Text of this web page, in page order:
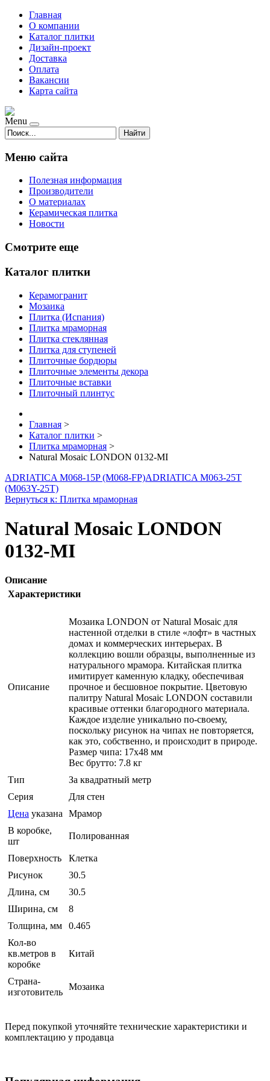
Главная
О компании
Каталог плитки
Дизайн-проект
Доставка
Оплата
Вакансии
Карта сайта
Menu
Найти
Меню сайта
Полезная информация
Производители
О материалах
Керамическая плитка
Новости
Смотрите еще
Каталог плитки
Керамогранит
Мозаика
Плитка (Испания)
Плитка мраморная
Плитка стеклянная
Плитка для ступеней
Плиточные бордюры
Плиточные элементы декора
Плиточные вставки
Плиточный плинтус
Главная >
Каталог плитки >
Плитка мраморная >
Natural Mosaic LONDON 0132-MI
ADRIATICA M068-15P (M068-FP)ADRIATICA M063-25T
(M063Y-25T)
Вернуться к: Плитка мраморная
Natural Mosaic LONDON
0132-MI
Описание
Характеристики
Описание
Мозаика LONDON от Natural Mosaic для
настенной отделки в стиле «лофт» в частных
домах и коммерческих интерьерах. В
коллекцию вошли образцы, выполненные из
натурального мрамора. Китайская плитка
имитирует каменную кладку, обеспечивая
прочное и бесшовное покрытие. Цветовую
палитру Natural Mosaic LONDON составили
красивые оттенки благородного материала.
Каждое изделие уникально по-своему,
поскольку рисунок на чипах не повторяется,
как это, собственно, и происходит в природе.
Размер чипа: 17x48 мм
Вес брутто: 7.8 кг
Тип
За квадратный метр
Серия
Для стен
Цена указана Мрамор
В коробке,
шт
Полированная
Поверхность
Клетка
Рисунок
30.5
Длина, см
30.5
Ширина, см
8
Толщина, мм
0.465
Кол-во
кв.метров в
коробке
Китай
Страна-
изготовитель
Мозаика
Перед покупкой уточняйте технические характеристики и
комплектацию у продавца